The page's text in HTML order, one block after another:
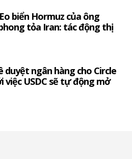
biển Hormuz của ông
tỏa Iran: tác động thị
duyệt ngân hàng cho Circle
việc USDC sẽ tự động mở